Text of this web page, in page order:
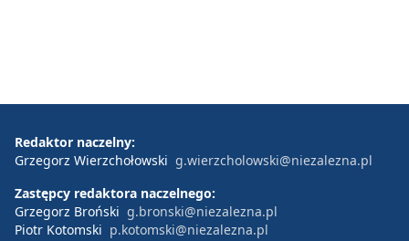
Redaktor naczelny:
Grzegorz Wierzchołowski g.wierzcholowski@niezalezna.pl
Zastępcy redaktora naczelnego:
Grzegorz Broński g.bronski@niezalezna.pl
Piotr Kotomski p.kotomski@niezalezna.pl